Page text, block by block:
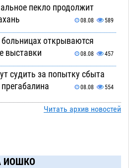
пекло продолжит
08.08 589
открываются
выставки
08.08 457
судить за попытку сбыта
08.08 554
вручил награды тренерам и
Читать архив новостей
ИОШКО